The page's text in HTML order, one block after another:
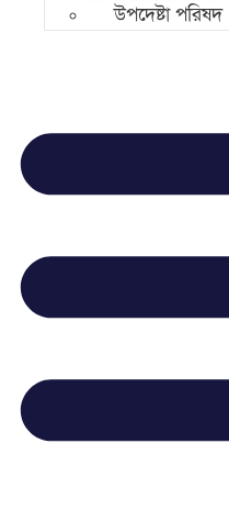
উপদেষ্টা পরিষদ